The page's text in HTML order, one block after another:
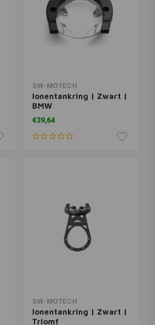
SW-MOTECH
Ionentankring | Zwart |
BMW
€39,64
SW-MOTECH
Ionentankring | Zwart |
Triomf